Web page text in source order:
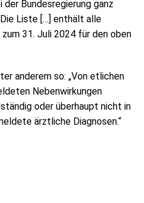
Bundesregierung ganz
Liste […] enthält alle
31. Juli 2024 für den oben
anderem so: „Von etlichen
Nebenwirkungen
oder überhaupt nicht in
ärztliche Diagnosen.“